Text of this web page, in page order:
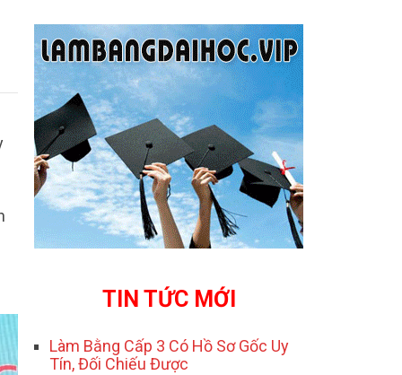
TIN TỨC MỚI
Làm Bằng Cấp 3 Có Hồ Sơ Gốc Uy
Tín, Đối Chiếu Được